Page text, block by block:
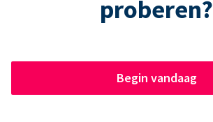
proberen?
Begin vandaag